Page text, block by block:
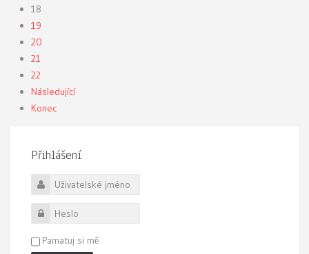
18
19
20
21
22
Následující
Konec
Přihlášení
Uživatelské jméno
Heslo
Pamatuj si mě